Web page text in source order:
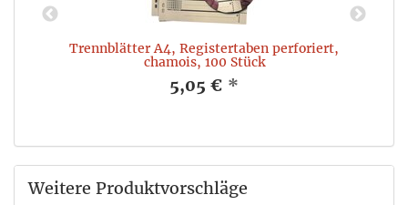
Trennblätter A4, Registertaben perforiert,
chamois, 100 Stück
5,05 € *
Weitere Produktvorschläge